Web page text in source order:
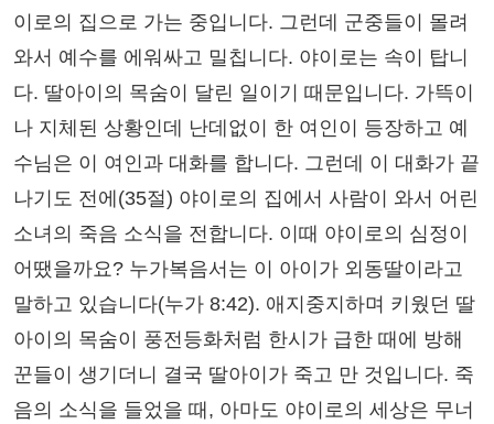
이로의 집으로 가는 중입니다. 그런데 군중들이 몰려
와서 예수를 에워싸고 밀칩니다. 야이로는 속이 탑니
다. 딸아이의 목숨이 달린 일이기 때문입니다. 가뜩이
나 지체된 상황인데 난데없이 한 여인이 등장하고 예
수님은 이 여인과 대화를 합니다. 그런데 이 대화가 끝
나기도 전에(35절) 야이로의 집에서 사람이 와서 어린
소녀의 죽음 소식을 전합니다. 이때 야이로의 심정이
어땠을까요? 누가복음서는 이 아이가 외동딸이라고
말하고 있습니다(누가 8:42). 애지중지하며 키웠던 딸
아이의 목숨이 풍전등화처럼 한시가 급한 때에 방해
꾼들이 생기더니 결국 딸아이가 죽고 만 것입니다. 죽
음의 소식을 들었을 때, 아마도 야이로의 세상은 무너